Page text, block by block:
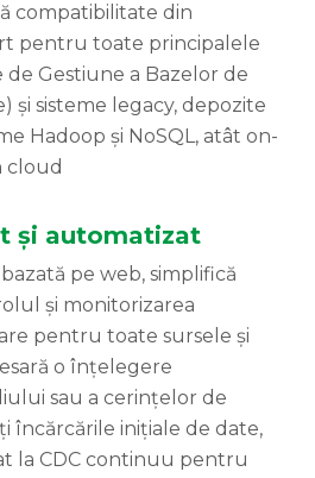
compatibilitate din
pentru toate principalele
de Gestiune a Bazelor de
și sisteme legacy, depozite
Hadoop și NoSQL, atât on-
cloud
și automatizat
pe web, simplifică
și monitorizarea
pentru toate sursele și
o înțelegere
sau a cerințelor de
încărcările inițiale de date,
la CDC continuu pentru